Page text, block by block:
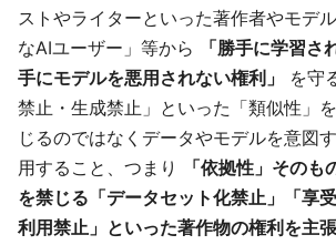
ストやライターといった著作者やモデ
なAIユーザー」等から
「勝手に学習さ
手にモデルを悪用されない権利」
を守
禁止・生成禁止」といった「類似性」
じるのではなくデータやモデルを意図
用すること、つまり
「依拠性」そのも
を禁じる「データセット化禁止」「享
利用禁止」といった著作物の権利を主